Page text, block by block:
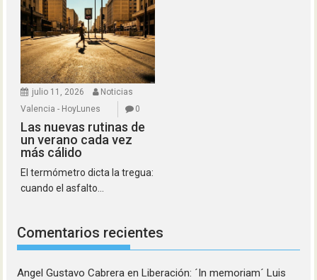
julio 11, 2026
Noticias
Valencia - HoyLunes
0
Las nuevas rutinas de
un verano cada vez
más cálido
El termómetro dicta la tregua:
cuando el asfalto...
Comentarios recientes
Angel Gustavo Cabrera enLiberación: ´In memoriam´ Luis